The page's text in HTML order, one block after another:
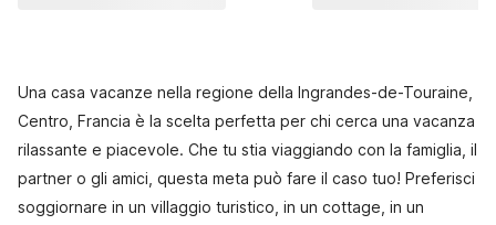
Una casa vacanze nella regione della Ingrandes-de-Touraine,
Centro, Francia è la scelta perfetta per chi cerca una vacanza
rilassante e piacevole. Che tu stia viaggiando con la famiglia, il
partner o gli amici, questa meta può fare il caso tuo! Preferisci
soggiornare in un villaggio turistico, in un cottage, in un